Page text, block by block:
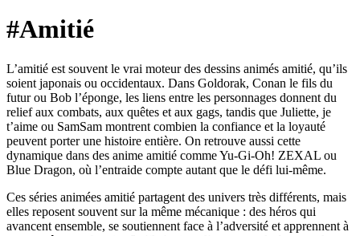
#Amitié
L’amitié est souvent le vrai moteur des dessins animés amitié, qu’ils
soient japonais ou occidentaux. Dans Goldorak, Conan le fils du
futur ou Bob l’éponge, les liens entre les personnages donnent du
relief aux combats, aux quêtes et aux gags, tandis que Juliette, je
t’aime ou SamSam montrent combien la confiance et la loyauté
peuvent porter une histoire entière. On retrouve aussi cette
dynamique dans des anime amitié comme Yu-Gi-Oh! ZEXAL ou
Blue Dragon, où l’entraide compte autant que le défi lui-même.
Ces séries animées amitié partagent des univers très différents, mais
elles reposent souvent sur la même mécanique : des héros qui
avancent ensemble, se soutiennent face à l’adversité et apprennent à